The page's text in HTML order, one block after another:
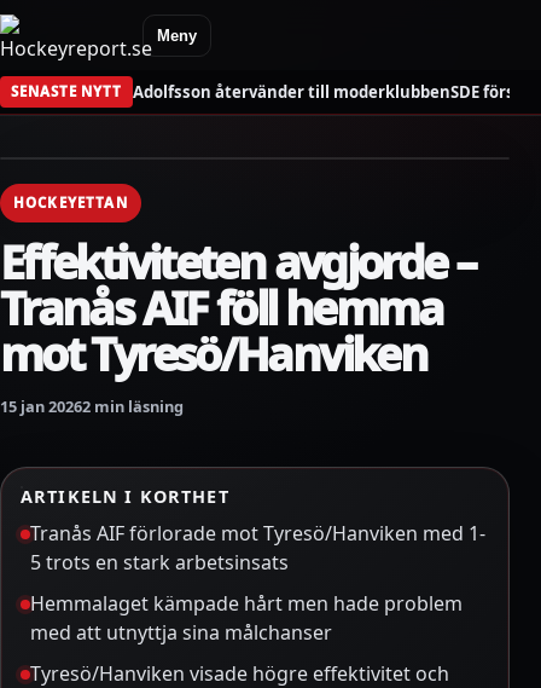
Meny
SENASTE NYTT Adolfsson återvänder till moderklubbenSDE
HOCKEYETTAN
Effektiviteten avgjorde –
Tranås AIF föll hemma
mot Tyresö/Hanviken
15 jan 20262 min läsning
ARTIKELN I KORTHET
Tranås AIF förlorade mot Tyresö/Hanviken med 1-
5 trots en stark arbetsinsats
Hemmalaget kämpade hårt men hade problem
med att utnyttja sina målchanser
Tyresö/Hanviken visade högre effektivitet och